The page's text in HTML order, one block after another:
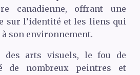
canadienne, offrant une
sur l’identité et les liens qui
son environnement.
des arts visuels, le fou de
de nombreux peintres et